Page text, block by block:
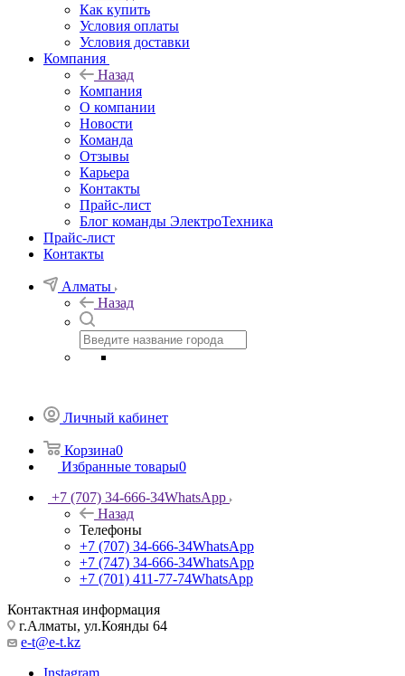
Как купить
Условия оплаты
Условия доставки
Компания
Назад
Компания
О компании
Новости
Команда
Отзывы
Карьера
Контакты
Прайс-лист
Блог команды ЭлектроТехника
Прайс-лист
Контакты
Алматы
Назад
Личный кабинет
Корзина0
Избранные товары0
+7 (707) 34-666-34WhatsApp
Назад
Телефоны
+7 (707) 34-666-34WhatsApp
+7 (747) 34-666-34WhatsApp
+7 (701) 411-77-74WhatsApp
Контактная информация
г.Алматы, ул.Коянды 64
e-t@e-t.kz
Instagram